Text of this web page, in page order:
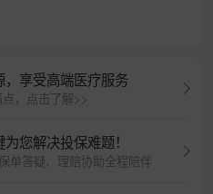
，享受高端医疗服务
，点击了解>>
您解决投保难题！
单答疑、理赔协助全程陪伴